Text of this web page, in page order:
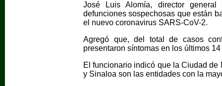
José Luis Alomía, director
defunciones sospechosas que están
el nuevo coronavirus SARS-CoV-2.
Agregó que, del total de casos
presentaron síntomas en los últimos
El funcionario indicó que la Ciudad
y Sinaloa son las entidades con la